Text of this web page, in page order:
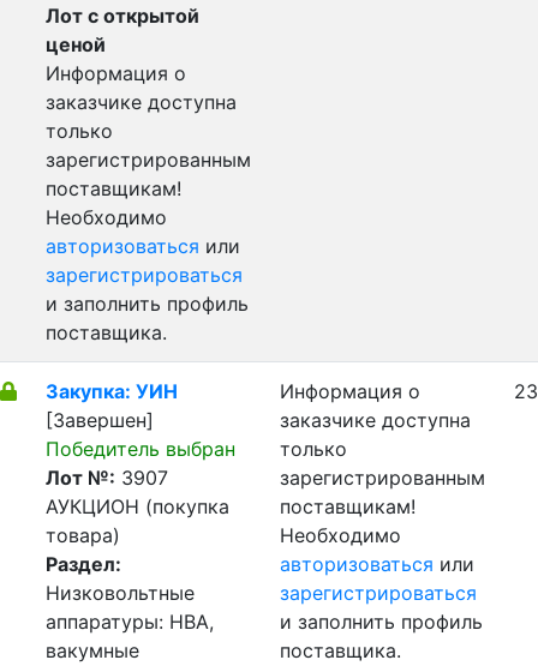
Лот с открытой
ценой
Информация о
заказчике доступна
только
зарегистрированным
поставщикам!
Необходимо
авторизоваться или
зарегистрироваться
и заполнить профиль
поставщика.
Закупка: УИН
[Завершен]
Победитель выбран
Лот №: 3907
АУКЦИОН (покупка
товара)
Раздел:
Низковольтные
аппаратуры: НВА,
вакумные
Информация о
заказчике доступна
только
зарегистрированным
поставщикам!
Необходимо
авторизоваться или
зарегистрироваться
и заполнить профиль
поставщика.